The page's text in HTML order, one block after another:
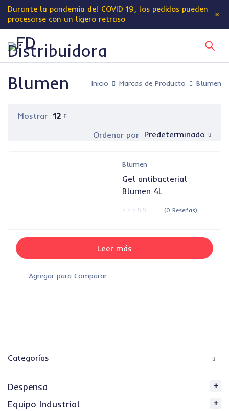
Durante la pandemia del COVID 19, los pedidos pueden
procesarse con un ligero retraso
Inicio Marcas de Producto Blumen
Blumen
Categorías
Despensa
Equipo Industrial
Ordenar por Predeterminado
Mostrar 12
Blumen
Gel antibacterial
Blumen 4L
(0 Reseñas)
Leer más